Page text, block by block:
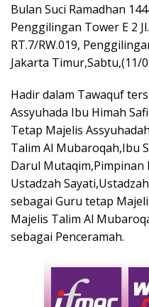
Bulan Suci Ramadhan
Penggilingan Tower E 2
RT.7/RW.019,
Jakarta Timur,Sabtu,(11/
Hadir dalam Tawaquf
Assyuhada Ibu Himah
Tetap Majelis
Talim Al Mubaroqah,Ibu
Darul Mutaqim,Pimpinan
Ustadzah
sebagai Guru tetap
Majelis Talim Al
sebagai Penceramah.